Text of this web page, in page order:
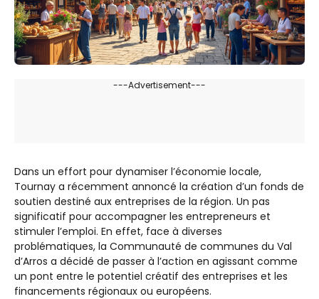
---Advertisement---
Dans un effort pour dynamiser l’économie locale,
Tournay a récemment annoncé la création d’un fonds de
soutien destiné aux entreprises de la région. Un pas
significatif pour accompagner les entrepreneurs et
stimuler l’emploi. En effet, face à diverses
problématiques, la Communauté de communes du Val
d’Arros a décidé de passer à l’action en agissant comme
un pont entre le potentiel créatif des entreprises et les
financements régionaux ou européens.